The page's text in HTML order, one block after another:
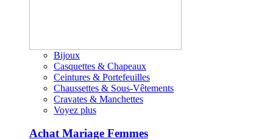
Bijoux
Casquettes & Chapeaux
Ceintures & Portefeuilles
Chaussettes & Sous-Vêtements
Cravates & Manchettes
Voyez plus
Achat Mariage Femmes